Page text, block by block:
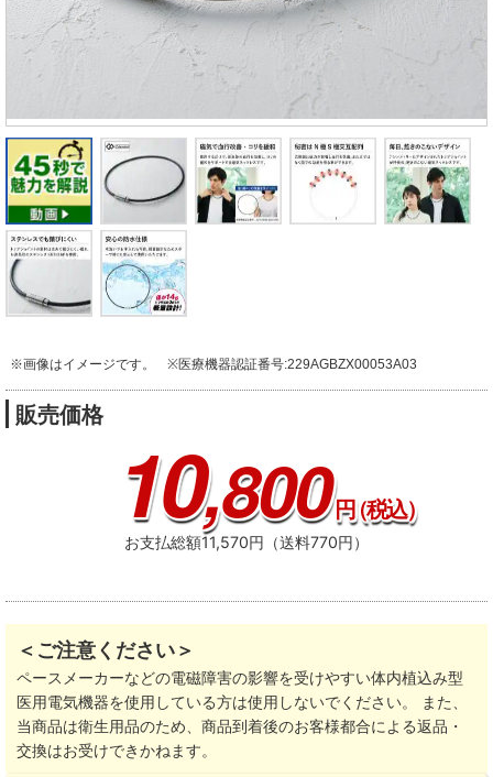
※画像はイメージです。 ※医療機器認証番号:229AGBZX00053A03
販売価格
10,800円（税込）
お支払総額11,570円（送料770円）
＜ご注意ください＞
ペースメーカーなどの電磁障害の影響を受けやすい体内植込み型
医用電気機器を使用している方は使用しないでください。 また、
当商品は衛生用品のため、商品到着後のお客様都合による返品・
交換はお受けできかねます。